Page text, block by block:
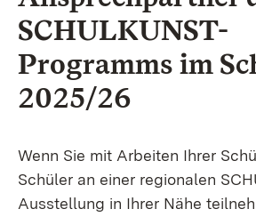
SCHULKUNST-
Programms im
2025/26
Wenn Sie mit Arbeiten Ihrer
Schüler an einer regionalen
Ausstellung in Ihrer Nähe